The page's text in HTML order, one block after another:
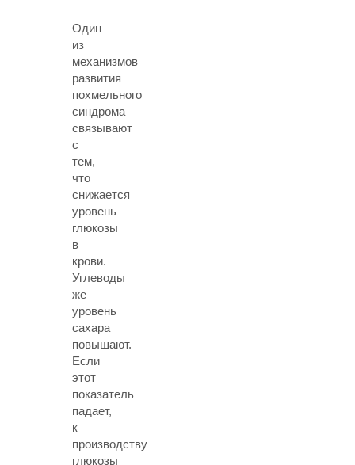
Один
из
механизмов
развития
похмельного
синдрома
связывают
с
тем,
что
снижается
уровень
глюкозы
в
крови.
Углеводы
же
уровень
сахара
повышают.
Если
этот
показатель
падает,
к
производству
глюкозы